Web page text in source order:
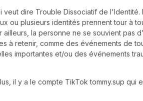
veut dire Trouble Dissociatif de l'Identité.
ou plusieurs identités prennent tour à
ailleurs, la personne ne se souvient pas
à retenir, comme des événements de
importantes et/ou des événements
il y a le compte TikTok tommy.sup qui